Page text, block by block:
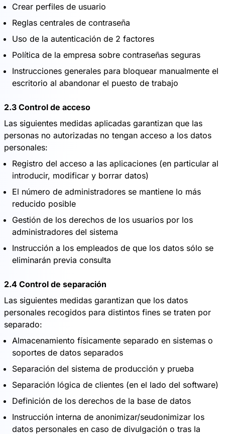
Crear perfiles de usuario
Reglas centrales de contraseña
Uso de la autenticación de 2 factores
Política de la empresa sobre contraseñas seguras
Instrucciones generales para bloquear manualmente el
escritorio al abandonar el puesto de trabajo
2.3 Control de acceso
Las siguientes medidas aplicadas garantizan que las
personas no autorizadas no tengan acceso a los datos
personales:
Registro del acceso a las aplicaciones (en particular al
introducir, modificar y borrar datos)
El número de administradores se mantiene lo más
reducido posible
Gestión de los derechos de los usuarios por los
administradores del sistema
Instrucción a los empleados de que los datos sólo se
eliminarán previa consulta
2.4 Control de separación
Las siguientes medidas garantizan que los datos
personales recogidos para distintos fines se traten por
separado:
Almacenamiento físicamente separado en sistemas o
soportes de datos separados
Separación del sistema de producción y prueba
Separación lógica de clientes (en el lado del software)
Definición de los derechos de la base de datos
Instrucción interna de anonimizar/seudonimizar los
datos personales en caso de divulgación o tras la